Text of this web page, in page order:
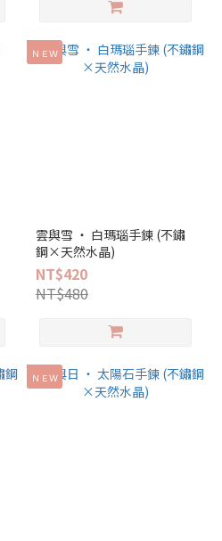
ＮＥＷ
雲與雪 ‧ 白瑪瑙手鍊 (不鏽
鋼×天然水晶)
NT$420
NT$480
ＮＥＷ